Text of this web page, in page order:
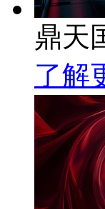
鼎天
了解